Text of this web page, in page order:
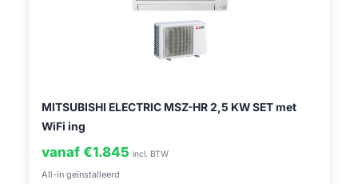
MITSUBISHI ELECTRIC MSZ-HR 2,5 KW SET met
WiFi ing
vanaf €1.845 incl. BTW
All-in geïnstalleerd